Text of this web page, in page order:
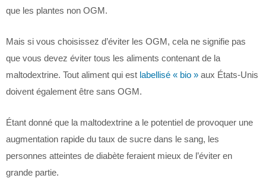
que les plantes non OGM.
Mais si vous choisissez d’éviter les OGM, cela ne signifie pas
que vous devez éviter tous les aliments contenant de la
maltodextrine. Tout aliment qui est labellisé « bio » aux États-Unis
doivent également être sans OGM.
Étant donné que la maltodextrine a le potentiel de provoquer une
augmentation rapide du taux de sucre dans le sang, les
personnes atteintes de diabète feraient mieux de l’éviter en
grande partie.